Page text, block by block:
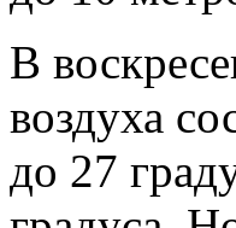
В
воздуха
до 27